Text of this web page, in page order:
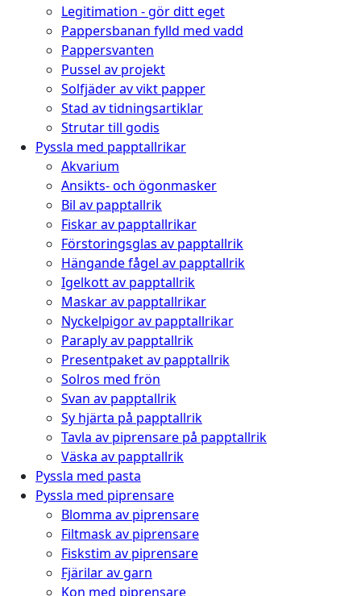
Legitimation - gör ditt eget
Pappersbanan fylld med vadd
Pappersvanten
Pussel av projekt
Solfjäder av vikt papper
Stad av tidningsartiklar
Strutar till godis
Pyssla med papptallrikar
Akvarium
Ansikts- och ögonmasker
Bil av papptallrik
Fiskar av papptallrikar
Förstoringsglas av papptallrik
Hängande fågel av papptallrik
Igelkott av papptallrik
Maskar av papptallrikar
Nyckelpigor av papptallrikar
Paraply av papptallrik
Presentpaket av papptallrik
Solros med frön
Svan av papptallrik
Sy hjärta på papptallrik
Tavla av piprensare på papptallrik
Väska av papptallrik
Pyssla med pasta
Pyssla med piprensare
Blomma av piprensare
Filtmask av piprensare
Fiskstim av piprensare
Fjärilar av garn
Kon med piprensare